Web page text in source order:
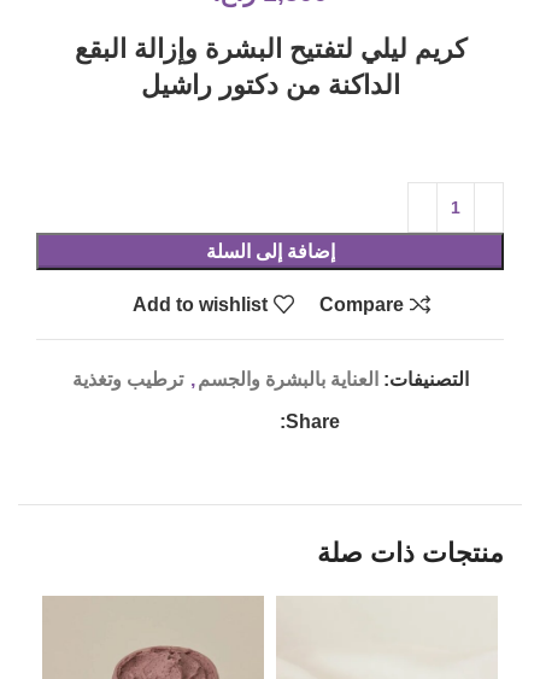
كريم ليلي لتفتيح البشرة وإزالة البقع
الداكنة من دكتور راشيل
إضافة إلى السلة
Compare
Add to wishlist
التصنيفات: العناية بالبشرة والجسم , ترطيب وتغذية
Share:
منتجات ذات صلة